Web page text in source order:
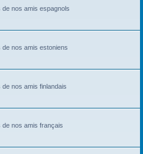
de nos amis espagnols
de nos amis estoniens
nos amis finlandais
de nos amis français